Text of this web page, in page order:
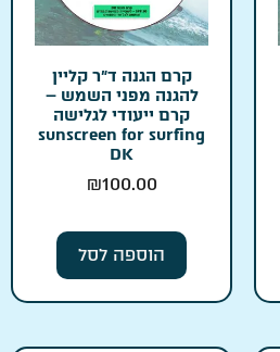
קרם הגנה ד״ר קליין
להגנה מפני השמש –
קרם ייעודי לגלישה
sunscreen for surfing
DK
₪100.00
הוספה לסל